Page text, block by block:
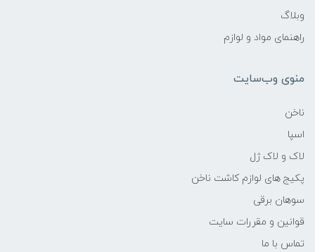
وبلاگ
راهنمای مواد و لوازم
منوی وب‌سایت
ناخن
اسپا
لاک و لاک ژل
پکیج های لوازم کاشت ناخن
سوهان برقی
قوانین و مقررات سایت
تماس با ما